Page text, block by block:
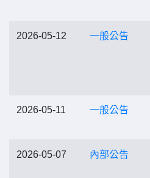
2026-05-12 一般公告
2026-05-11 一般公告
2026-05-07 內部公告